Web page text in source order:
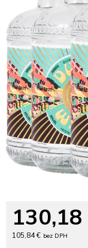
130,18
105,84 € bez DPH